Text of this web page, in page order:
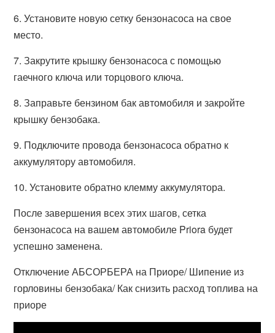
6. Установите новую сетку бензонасоса на свое
место.
7. Закрутите крышку бензонасоса с помощью
гаечного ключа или торцового ключа.
8. Заправьте бензином бак автомобиля и закройте
крышку бензобака.
9. Подключите провода бензонасоса обратно к
аккумулятору автомобиля.
10. Установите обратно клемму аккумулятора.
После завершения всех этих шагов, сетка
бензонасоса на вашем автомобиле Priora будет
успешно заменена.
Отключение АБСОРБЕРА на Приоре/ Шипение из
горловины бензобака/ Как снизить расход топлива на
приоре